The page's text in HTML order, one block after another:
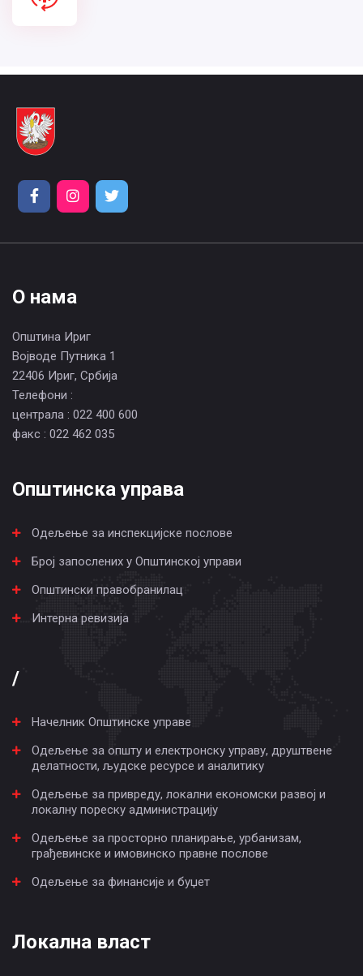
О нама
Општина Ириг
Војводе Путника 1
22406 Ириг, Србија
Телефони :
централа : 022 400 600
факс : 022 462 035
Општинска управа
Одељење за инспекцијске послове
Број запослених у Општинској управи
Општински правобранилац
Интерна ревизија
/
Начелник Општинске управе
Одељење за општу и електронску управу, друштвене
делатности, људске ресурсе и аналитику
Одељење за привреду, локални економски развој и
локалну пореску администрацију
Одељење за просторно планирање, урбанизам,
грађевинске и имовинско правне послове
Одељење за финансије и буџет
Локална власт